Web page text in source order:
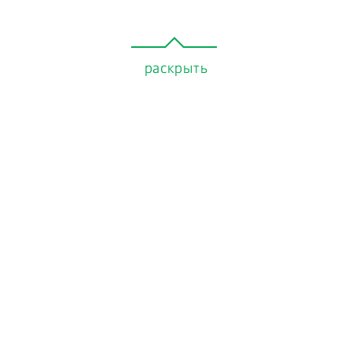
раскрыть